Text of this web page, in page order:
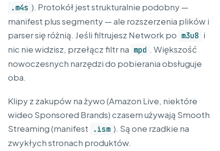
.m4s ). Protokół jest strukturalnie podobny —
manifest plus segmenty — ale rozszerzenia plików i
parser się różnią. Jeśli filtrujesz Network po m3u8 i
nic nie widzisz, przełącz filtr na mpd . Większość
nowoczesnych narzędzi do pobierania obsługuje
oba.
Klipy z zakupów na żywo (Amazon Live, niektóre
wideo Sponsored Brands) czasem używają Smooth
Streaming (manifest
.ism ). Są one rzadkie na
zwykłych stronach produktów.